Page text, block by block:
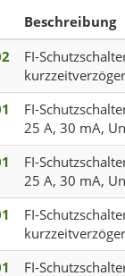
Beschreibung
FI-
FI-
25 A, 30 mA,
FI-
25 A, 30 mA,
FI-
FI-